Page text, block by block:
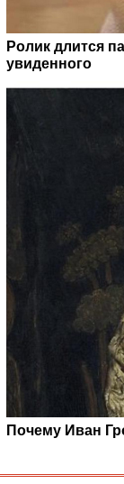
Ролик длится
увиденного
Почему Иван